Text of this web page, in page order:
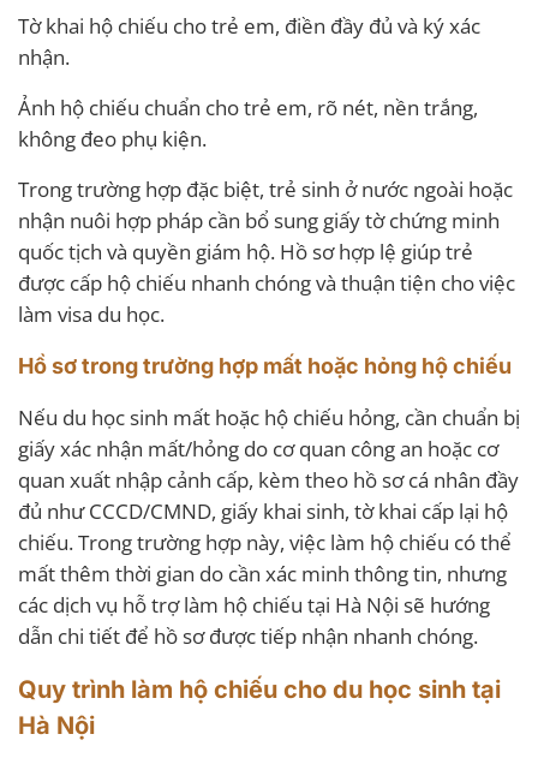
Tờ khai hộ chiếu cho trẻ em, điền đầy đủ và ký xác
nhận.
Ảnh hộ chiếu chuẩn cho trẻ em, rõ nét, nền trắng,
không đeo phụ kiện.
Trong trường hợp đặc biệt, trẻ sinh ở nước ngoài hoặc
nhận nuôi hợp pháp cần bổ sung giấy tờ chứng minh
quốc tịch và quyền giám hộ. Hồ sơ hợp lệ giúp trẻ
được cấp hộ chiếu nhanh chóng và thuận tiện cho việc
làm visa du học.
Hồ sơ trong trường hợp mất hoặc hỏng hộ chiếu
Nếu du học sinh mất hoặc hộ chiếu hỏng, cần chuẩn bị
giấy xác nhận mất/hỏng do cơ quan công an hoặc cơ
quan xuất nhập cảnh cấp, kèm theo hồ sơ cá nhân đầy
đủ như CCCD/CMND, giấy khai sinh, tờ khai cấp lại hộ
chiếu. Trong trường hợp này, việc làm hộ chiếu có thể
mất thêm thời gian do cần xác minh thông tin, nhưng
các dịch vụ hỗ trợ làm hộ chiếu tại Hà Nội sẽ hướng
dẫn chi tiết để hồ sơ được tiếp nhận nhanh chóng.
Quy trình làm hộ chiếu cho du học sinh tại
Hà Nội